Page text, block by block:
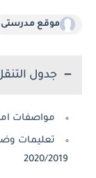
موقع مدرستى
جدول
مواصفات
تعليمات
2020/2019